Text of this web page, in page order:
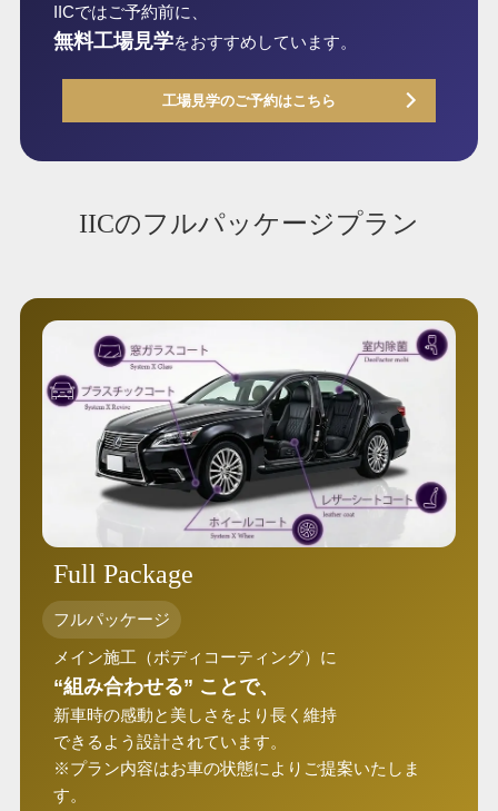
IICではご予約前に、
無料工場見学をおすすめしています。
工場見学のご予約はこちら
IICのフルパッケージプラン
Full Package
フルパッケージ
メイン施工（ボディコーティング）に
“組み合わせる” ことで、
新車時の感動と美しさをより長く維持
できるよう設計されています。
※プラン内容はお車の状態によりご提案いたしま
す。